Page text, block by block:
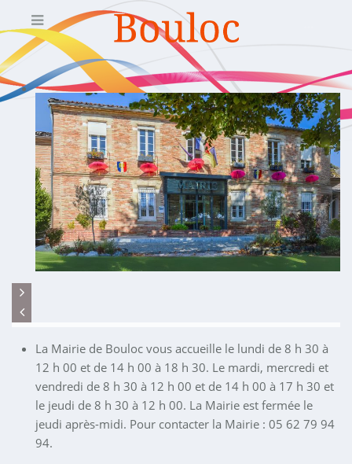
La Mairie de Bouloc vous accueille le lundi de 8 h 30 à
12 h 00 et de 14 h 00 à 18 h 30. Le mardi, mercredi et
vendredi de 8 h 30 à 12 h 00 et de 14 h 00 à 17 h 30 et
le jeudi de 8 h 30 à 12 h 00. La Mairie est fermée le
jeudi après-midi. Pour contacter la Mairie : 05 62 79 94
94.